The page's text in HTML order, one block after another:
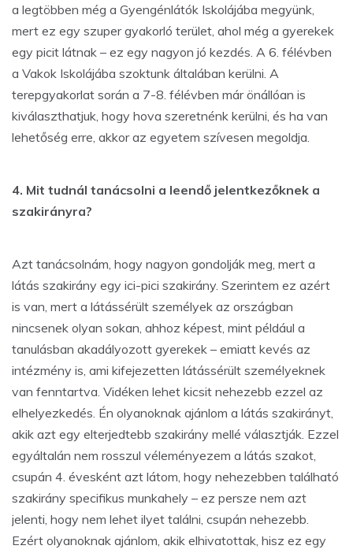
a legtöbben még a Gyengénlátók Iskolájába megyünk,
mert ez egy szuper gyakorló terület, ahol még a gyerekek
egy picit látnak – ez egy nagyon jó kezdés. A 6. félévben
a Vakok Iskolájába szoktunk általában kerülni. A
terepgyakorlat során a 7-8. félévben már önállóan is
kiválaszthatjuk, hogy hova szeretnénk kerülni, és ha van
lehetőség erre, akkor az egyetem szívesen megoldja.
4. Mit tudnál tanácsolni a leendő jelentkezőknek a
szakirányra?
Azt tanácsolnám, hogy nagyon gondolják meg, mert a
látás szakirány egy ici-pici szakirány. Szerintem ez azért
is van, mert a látássérült személyek az országban
nincsenek olyan sokan, ahhoz képest, mint például a
tanulásban akadályozott gyerekek – emiatt kevés az
intézmény is, ami kifejezetten látássérült személyeknek
van fenntartva. Vidéken lehet kicsit nehezebb ezzel az
elhelyezkedés. Én olyanoknak ajánlom a látás szakirányt,
akik azt egy elterjedtebb szakirány mellé választják. Ezzel
egyáltalán nem rosszul véleményezem a látás szakot,
csupán 4. évesként azt látom, hogy nehezebben található
szakirány specifikus munkahely – ez persze nem azt
jelenti, hogy nem lehet ilyet találni, csupán nehezebb.
Ezért olyanoknak ajánlom, akik elhivatottak, hisz ez egy